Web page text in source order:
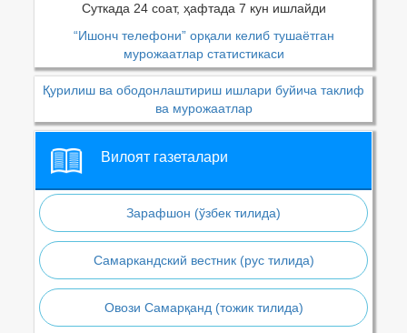
Суткада 24 соат, ҳафтада 7 кун ишлайди
“Ишонч телефони” орқали келиб тушаётган
мурожаатлар статистикаси
Қурилиш ва ободонлаштириш ишлари буйича таклиф
ва мурожаатлар
Вилоят газеталари
Зарафшон (ўзбек тилида)
Самаркандский вестник (рус тилида)
Овози Самарқанд (тожик тилида)